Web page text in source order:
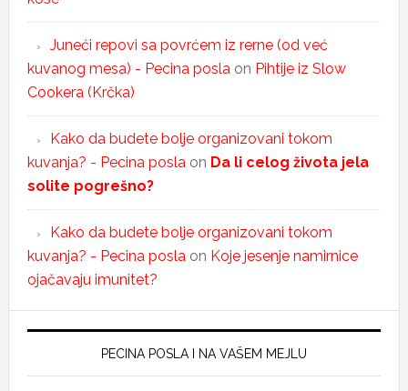
Juneći repovi sa povrćem iz rerne (od već
kuvanog mesa) - Pecina posla on Pihtije iz Slow
Cookera (Krčka)
Kako da budete bolje organizovani tokom
kuvanja? - Pecina posla on Da li celog života jela
solite pogrešno?
Kako da budete bolje organizovani tokom
kuvanja? - Pecina posla on Koje jesenje namirnice
ojačavaju imunitet?
PECINA POSLA I NA VAŠEM MEJLU